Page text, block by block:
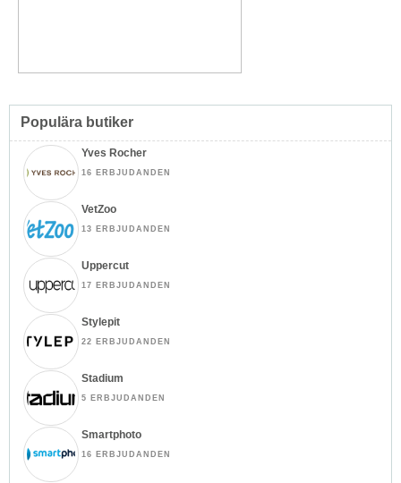
Populära butiker
Yves Rocher
16 ERBJUDANDEN
VetZoo
13 ERBJUDANDEN
Uppercut
17 ERBJUDANDEN
Stylepit
22 ERBJUDANDEN
Stadium
5 ERBJUDANDEN
Smartphoto
16 ERBJUDANDEN